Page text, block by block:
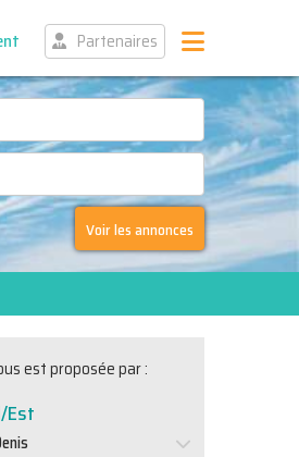
Partenaires
Voir les annonces
est proposée par :
Est